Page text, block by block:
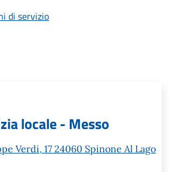
di servizio
locale - Messo
Verdi, 17 24060 Spinone Al Lago